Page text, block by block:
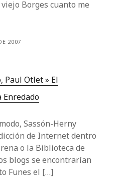
Borges cuanto me
2007
Paul Otlet » El
Enredado
Sassón-Herny
de Internet dentro
o la Biblioteca de
blogs se encontrarían
Funes el […]